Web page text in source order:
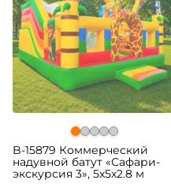
B-15879 Коммерческий
надувной батут «Сафари-
экскурсия 3», 5x5x2.8 м